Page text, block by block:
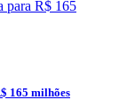
165 milhões